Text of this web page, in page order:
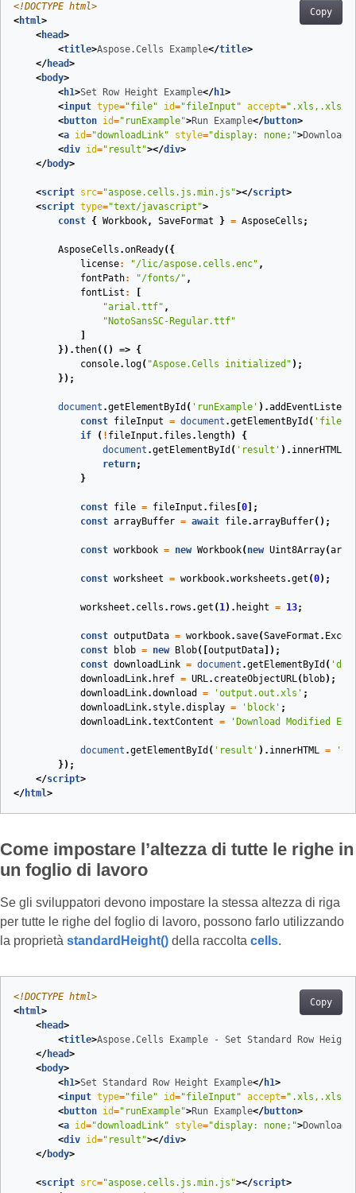
Copy
<!DOCTYPE html>
<html>
<head>
<title>Aspose.Cells Example</title>
</head>
<body>
<h1>Set Row Height Example</h1>
<input type="file" id="fileInput" accept=
<button id="runExample">Run Example</button>
<a id="downloadLink" style="display: none;">Download
<div id="result"></div>
</body>
<script src="aspose.cells.js.min.js"></script>
<script type="text/javascript">
const { Workbook, SaveFormat } = AsposeCells ;
AsposeCells .onReady({
license: "/lic/aspose.cells.enc" ,
fontPath: "/fonts/" ,
fontList :
"arial.ttf" ,
"NotoSansSC-Regular.ttf"
}).then( () => {
console. log( "Aspose.Cells initialized" );
});
document .getElementById ( 'runExample' ).
const fileInput = document .getElementById (
if
( ! fileInput . files . length)
{
document .getElementById ( 'result' ). innerHTML
return;
}
const file = fileInput . files 0 ];
const arrayBuffer = await file.arrayBuffer();
const workbook = new Workbook( new Uint8Array(
const worksheet = workbook.worksheets .get (0);
worksheet . cells . rows .get ( 1). height = 13;
const outputData = workbook. save(SaveFormat .
const
blob = new Blob([ outputData ]);
const downloadLink = document .getElementById (
downloadLink. href = URL. createObjectURL( blob);
downloadLink.download = 'output.out.xls' ;
downloadLink. style.display = 'block' ;
downloadLink.textContent = 'Download Modified
document .getElementById ( 'result' ). innerHTML =
});
</script>
</html>
Come impostare l’altezza di tutte le righe in
un foglio di lavoro
Se gli sviluppatori devono impostare la stessa altezza di riga
per tutte le righe del foglio di lavoro, possono farlo utilizzando
la proprietà standardHeight() della raccolta cells.
Copy
<!DOCTYPE html>
<html>
<head>
<title>Aspose.Cells Example - Set Standard Row Height
</head>
<body>
<h1>Set Standard Row Height Example</h1>
<input type="file" id="fileInput" accept=
<button id="runExample">Run Example</button>
<a id="downloadLink" style="display: none;">Download
<div id="result"></div>
</body>
<script src="aspose.cells.js.min.js"></script>